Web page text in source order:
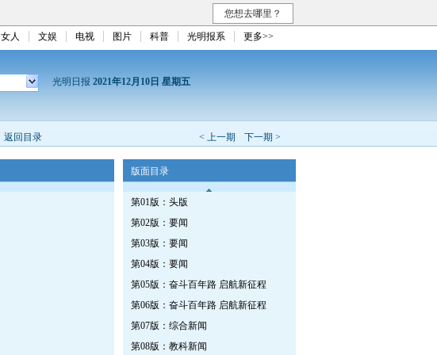
您想去哪里？
女人 文娱 电视 图片 科普 光明报系 更多>>
光明日报 2021年12月10日 星期五
< 上一期 下一期 >
返回目录
版面目录
第01版：头版
第02版：要闻
第03版：要闻
第04版：要闻
第05版：奋斗百年路 启航新征程
第06版：奋斗百年路 启航新征程
第07版：综合新闻
第08版：教科新闻